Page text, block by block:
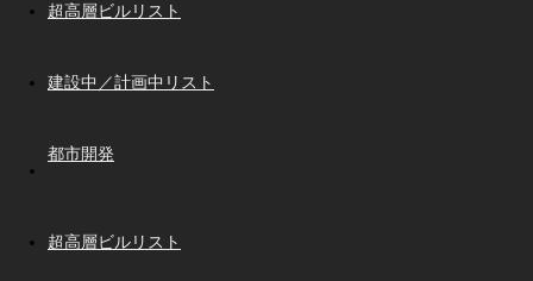
超高層ビルリスト
建設中／計画中リスト
都市開発
超高層ビルリスト